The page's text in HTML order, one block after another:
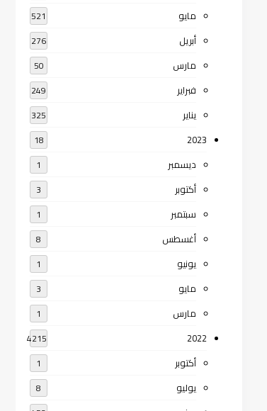
مايو 521
أبريل 276
مارس 50
فبراير 249
يناير 325
2023
18
ديسمبر 1
أكتوبر 3
سبتمبر 1
أغسطس 8
يونيو 1
مايو 3
مارس 1
2022
4215
أكتوبر 1
يوليو 8